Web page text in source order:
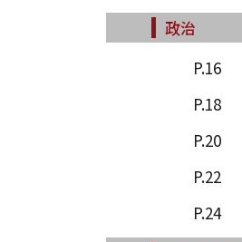
政治
P.16
P.18
P.20
P.22
P.24